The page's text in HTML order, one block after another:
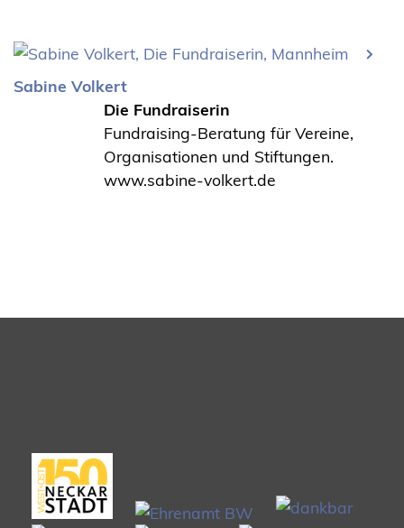
Sabine Volkert
Die Fundraiserin
Fundraising-Beratung für Vereine,
Organisationen und Stiftungen.
www.sabine-volkert.de